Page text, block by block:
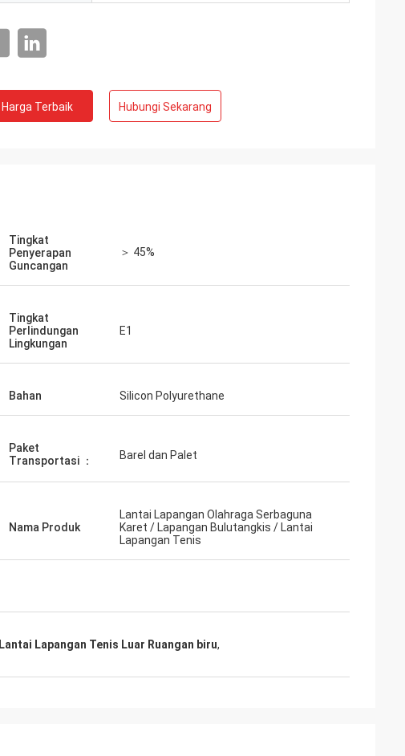
Harga Terbaik Hubungi Sekarang
Tingkat
Penyerapan
Guncangan
＞ 45%
Tingkat
Perlindungan
Lingkungan
E1
Bahan Silicon Polyurethane
Paket
Transportasi ：
Barel dan Palet
Nama Produk
Lantai Lapangan Olahraga Serbaguna
Karet / Lapangan Bulutangkis / Lantai
Lapangan Tenis
Lantai Lapangan Tenis Luar Ruangan biru,